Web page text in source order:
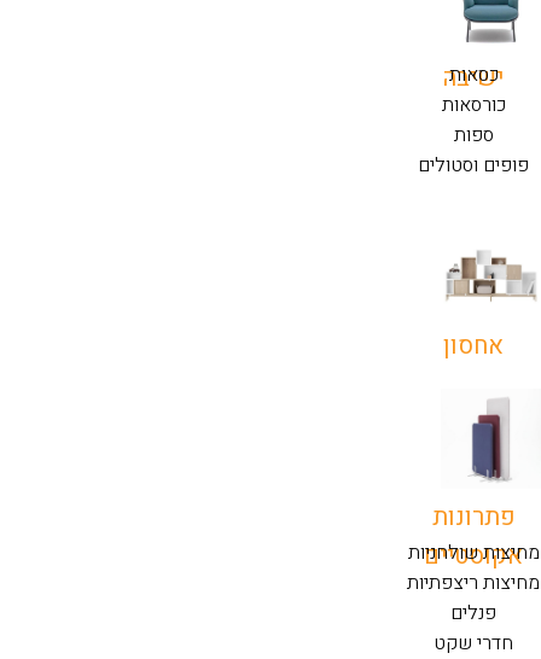
ישיבה
כסאות
כורסאות
ספות
פופים וסטולים
אחסון
פתרונות
אקוסטיים
מחיצות שולחניות
מחיצות ריצפתיות
פנלים
חדרי שקט